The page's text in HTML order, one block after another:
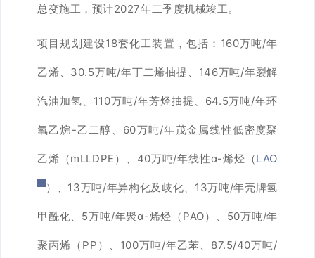
总变施工，预计2027年二季度机械竣工。
项目规划建设18套化工装置，包括：160万吨/年
乙烯、30.5万吨/年丁二烯抽提、146万吨/年裂解
汽油加氢、110万吨/年芳烃抽提、64.5万吨/年环
氧乙烷-乙二醇、60万吨/年茂金属线性低密度聚
乙烯（mLLDPE）、40万吨/年线性α-烯烃（LAO
）、13万吨/年异构化及歧化、13万吨/年壳牌氢
甲酰化、5万吨/年聚α-烯烃（PAO）、50万吨/年
聚丙烯（PP）、100万吨/年乙苯、87.5/40万吨/